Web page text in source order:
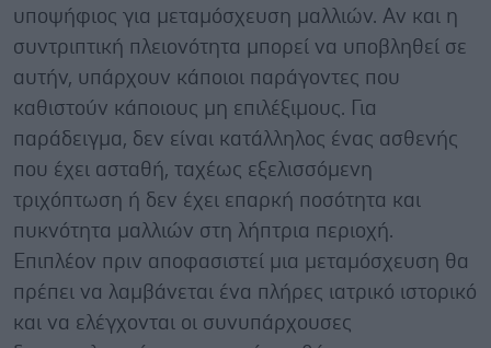
υποψήφιος για μεταμόσχευση μαλλιών. Αν και η
συντριπτική πλειονότητα μπορεί να υποβληθεί σε
αυτήν, υπάρχουν κάποιοι παράγοντες που
καθιστούν κάποιους μη επιλέξιμους. Για
παράδειγμα, δεν είναι κατάλληλος ένας ασθενής
που έχει ασταθή, ταχέως εξελισσόμενη
τριχόπτωση ή δεν έχει επαρκή ποσότητα και
πυκνότητα μαλλιών στη λήπτρια περιοχή.
Επιπλέον πριν αποφασιστεί μια μεταμόσχευση θα
πρέπει να λαμβάνεται ένα πλήρες ιατρικό ιστορικό
και να ελέγχονται οι συνυπάρχουσες